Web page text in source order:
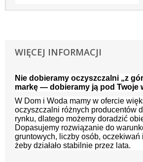
WIĘCEJ INFORMACJI
Nie dobieramy oczyszczalni „z
markę — dobieramy ją pod Twoje
W Dom i Woda mamy w ofercie
oczyszczalni różnych producentów
rynku, dlatego możemy doradzić
Dopasujemy rozwiązanie do
gruntowych, liczby osób,
żeby działało stabilnie przez lata.